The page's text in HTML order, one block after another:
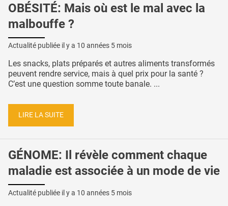
OBÉSITÉ: Mais où est le mal avec la
malbouffe ?
Actualité publiée il y a 10 années 5 mois
Les snacks, plats préparés et autres aliments transformés
peuvent rendre service, mais à quel prix pour la santé ?
C’est une question somme toute banale. ...
LIRE LA SUITE
GÉNOME: Il révèle comment chaque
maladie est associée à un mode de vie
Actualité publiée il y a 10 années 5 mois